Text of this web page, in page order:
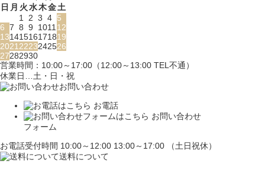
日 月 火水木金土
1 2 3 4 5
6 7 8 9 101112
13141516171819
20212223242526
27282930
営業時間：10:00～17:00（12:00～13:00 TEL不通）
休業日…土・日・祝
お問い合わせ
お電話
お問い合わせ
フォーム
お電話受付時間 10:00～12:00 13:00～17:00 （土日祝休）
送料について